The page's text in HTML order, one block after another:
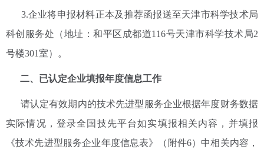
3.企业将申报材料正本及推荐函报送至天津市科学技术局
科创服务处（地址：和平区成都道116号天津市科学技术局2
号楼301室）。
二、已认定企业填报年度信息工作
请认定有效期内的技术先进型服务企业根据年度财务数据
实际情况，登录全国技先平台如实填报相关内容，并填报
《技术先进型服务企业年度信息表》（附件6）中相关内容，